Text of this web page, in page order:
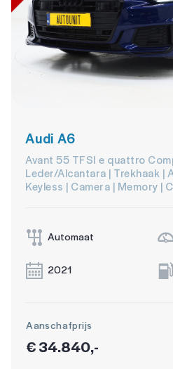
Audi A6
Avant 55 TFSI e quattro
Leder/Alcantara | Trekhaak |
Keyless | Camera | Memory |
Automaat
2021
Aanschafprijs
€ 34.840,-